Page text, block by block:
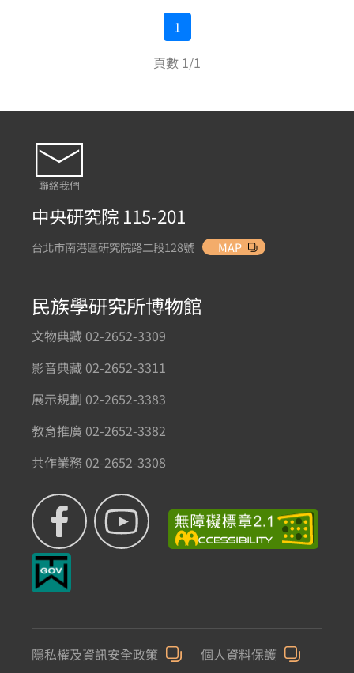
1
頁數 1/1
聯絡我們
中央研究院 115-201
台北市南港區研究院路二段128號 MAP
民族學研究所博物館
文物典藏 02-2652-3309
影音典藏 02-2652-3311
展示規劃 02-2652-3383
教育推廣 02-2652-3382
共作業務 02-2652-3308
隱私權及資訊安全政策 個人資料保護